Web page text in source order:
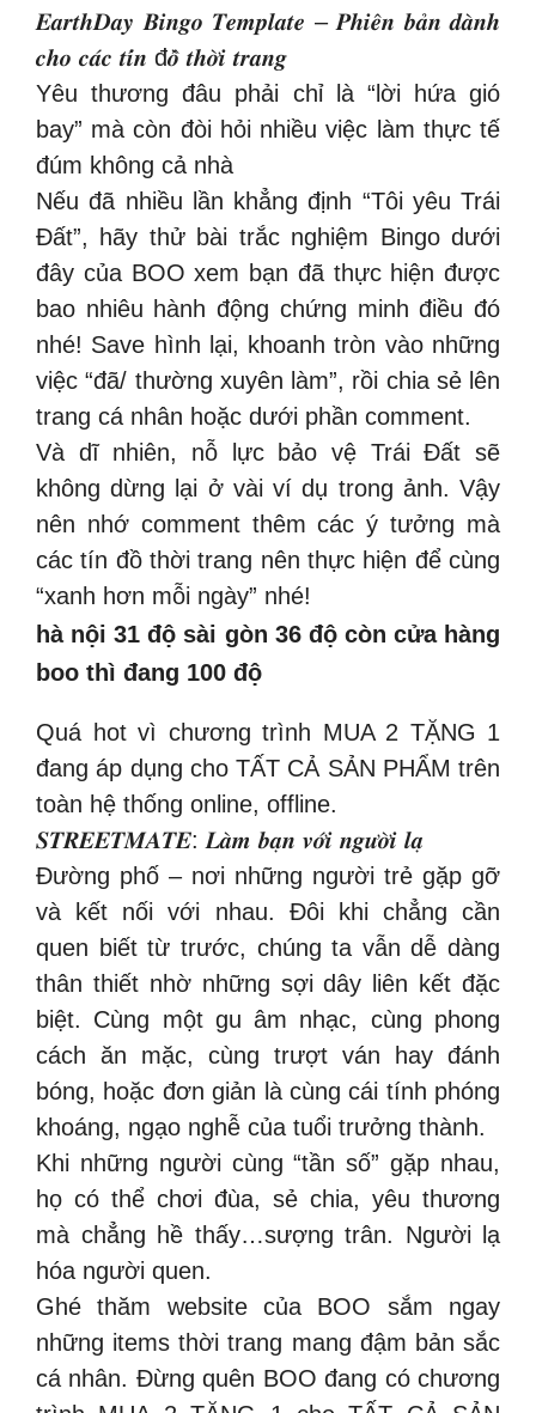
𝑬𝒂𝒓𝒕𝒉𝑫𝒂𝒚 𝑩𝒊𝒏𝒈𝒐 𝑻𝒆𝒎𝒑𝒍𝒂𝒕𝒆 – 𝑷𝒉𝒊𝒆̂𝒏 𝒃𝒂̉𝒏 𝒅𝒂̀𝒏𝒉
𝒄𝒉𝒐 𝒄𝒂́𝒄 𝒕𝒊́𝒏 đ𝒐̂̀ 𝒕𝒉𝒐̛̀𝒊 𝒕𝒓𝒂𝒏𝒈
Yêu thương đâu phải chỉ là “lời hứa gió
bay” mà còn đòi hỏi nhiều việc làm thực tế
đúm không cả nhà
Nếu đã nhiều lần khẳng định “Tôi yêu Trái
Đất”, hãy thử bài trắc nghiệm Bingo dưới
đây của BOO xem bạn đã thực hiện được
bao nhiêu hành động chứng minh điều đó
nhé! Save hình lại, khoanh tròn vào những
việc “đã/ thường xuyên làm”, rồi chia sẻ lên
trang cá nhân hoặc dưới phần comment.
Và dĩ nhiên, nỗ lực bảo vệ Trái Đất sẽ
không dừng lại ở vài ví dụ trong ảnh. Vậy
nên nhớ comment thêm các ý tưởng mà
các tín đồ thời trang nên thực hiện để cùng
“xanh hơn mỗi ngày” nhé!
hà nội 31 độ sài gòn 36 độ còn cửa hàng
boo thì đang 100 độ
Quá hot vì chương trình MUA 2 TẶNG 1
đang áp dụng cho TẤT CẢ SẢN PHẨM trên
toàn hệ thống online, offline.
𝑺𝑻𝑹𝑬𝑬𝑻𝑴𝑨𝑻𝑬: 𝑳𝒂̀𝒎 𝒃𝒂̣𝒏 𝒗𝒐̛́𝒊 𝒏𝒈𝒖̛𝒐̛̀𝒊 𝒍𝒂̣
Đường phố – nơi những người trẻ gặp gỡ
và kết nối với nhau. Đôi khi chẳng cần
quen biết từ trước, chúng ta vẫn dễ dàng
thân thiết nhờ những sợi dây liên kết đặc
biệt. Cùng một gu âm nhạc, cùng phong
cách ăn mặc, cùng trượt ván hay đánh
bóng, hoặc đơn giản là cùng cái tính phóng
khoáng, ngạo nghễ của tuổi trưởng thành.
Khi những người cùng “tần số” gặp nhau,
họ có thể chơi đùa, sẻ chia, yêu thương
mà chẳng hề thấy…sượng trân. Người lạ
hóa người quen.
Ghé thăm website của BOO sắm ngay
những items thời trang mang đậm bản sắc
cá nhân. Đừng quên BOO đang có chương